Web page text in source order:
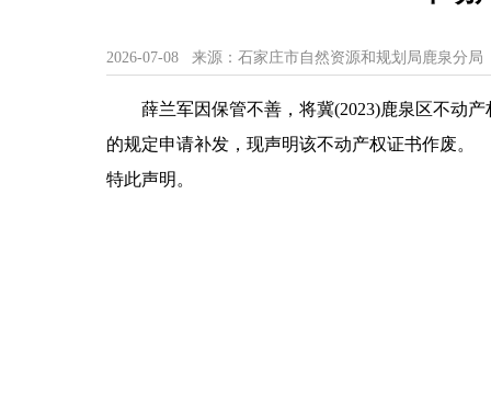
2026-07-08 来源：石家庄市自然资源和规划局鹿泉分局
薛兰军因保管不善，将冀(2023)鹿泉区不动
的规定申请补发，现声明该不动产权证书作废。
特此声明。